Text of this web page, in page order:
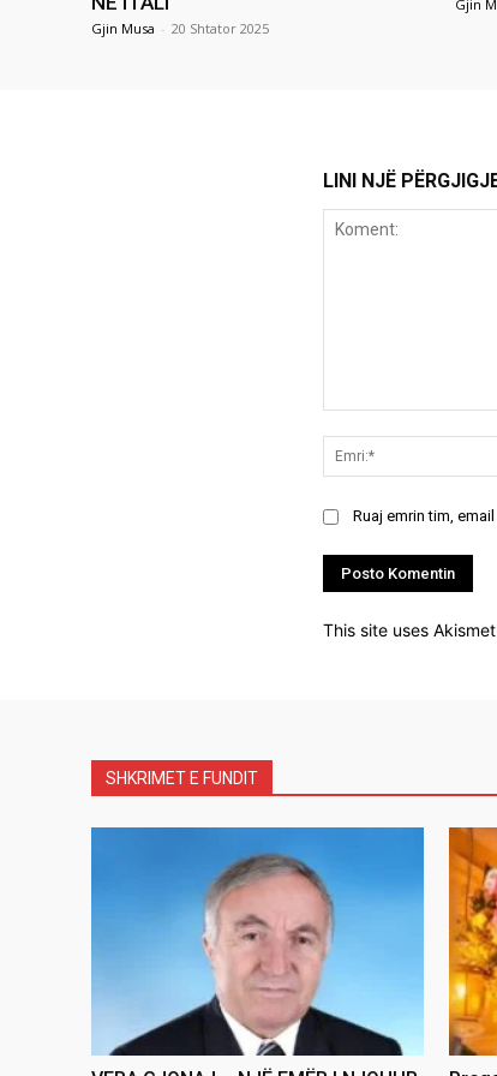
Gjin Musa - 20 Shtator 2025
Gjin
LINI NJË
Ruaj emrin tim,
This site uses
SHKRIMET E FUNDIT